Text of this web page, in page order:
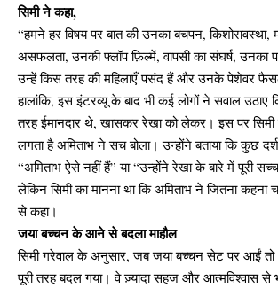
सिमी ने कहा,
“हमने हर विषय पर बात की उनका बचपन, किशोरावस्था,
असफलता, उनकी फ्लॉप फ़िल्में, वापसी का संघर्ष, उनका
उन्हें किस तरह की महिलाएँ पसंद हैं और उनके पेशेवर
हालांकि, इस इंटरव्यू के बाद भी कई लोगों ने सवाल उठाए
तरह ईमानदार थे, खासकर रेखा को लेकर। इस पर
लगता है अमिताभ ने सच बोला। उन्होंने बताया कि कुछ
“अमिताभ ऐसे नहीं हैं” या “उन्होंने रेखा के बारे में पूरी
लेकिन सिमी का मानना था कि अमिताभ ने जितना कहना
से कहा।
जया बच्चन के आने से बदला माहौल
सिमी गरेवाल के अनुसार, जब जया बच्चन सेट पर आईं तो
पूरी तरह बदल गया। वे ज़्यादा सहज और आत्मविश्वास